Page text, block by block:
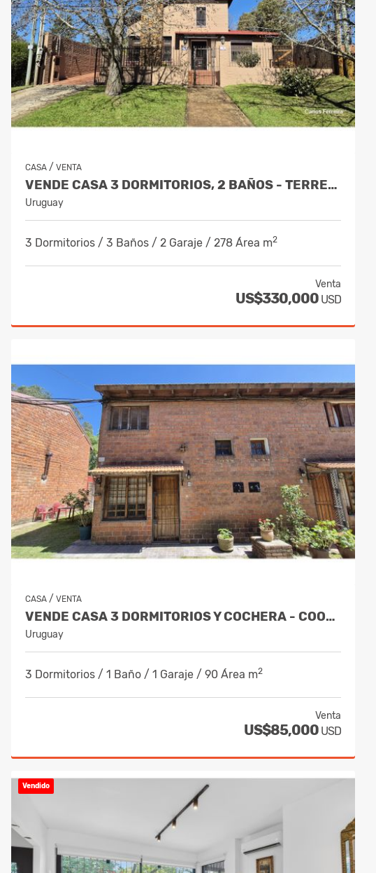
CASA / VENTA
VENDE CASA 3 DORMITORIOS, 2 BAÑOS - TERRENO 668 M2 - LAS VEGAS SUR
Uruguay
3 Dormitorios / 3 Baños / 2 Garaje / 278 Área m2
Venta
US$330,000 USD
CASA / VENTA
VENDE CASA 3 DORMITORIOS Y COCHERA - COOPERATIVA EN SOLYMAR
Uruguay
3 Dormitorios / 1 Baño / 1 Garaje / 90 Área m2
Venta
US$85,000 USD
Vendido